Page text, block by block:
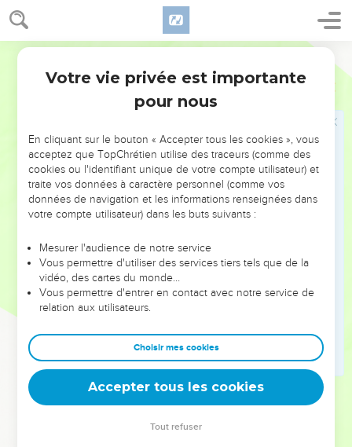
Ezéchiel 18
Vous dites : La voie du Seigneur n'est pas droite. Écoutez
donc, maison d'Israël ! Est-ce ma voie qui n'est pas droite ?
Ne sont-ce pas plutôt vos voies qui ne sont pas droites ?
Si le juste se détourne de sa justice et commet l'iniquité,
et meurt pour cela, il meurt à cause de l'iniquité qu'il a
Si le méchant revient de sa méchanceté et pratique la
droiture et la justice, il fera vivre son âme.
S'il ouvre les yeux et se détourne de toutes les
transgressions qu'il a commises, il vivra, il ne mourra pas.
La maison d'Israël dit : La voie du Seigneur n'est pas
Ne sont-ce pas plutôt vos voies qui ne sont pas droites ?
C'est pourquoi je vous jugerai chacun selon ses voies,
maison d'Israël, dit le Seigneur, l'Éternel. Revenez et
détournez-vous de toutes vos transgressions, afin que
l'iniquité ne cause pas votre ruine.
Rejetez loin de vous toutes les transgressions par
lesquelles vous avez péché ; faites-vous un coeur nouveau
et un esprit nouveau. Pourquoi mourriez-vous, maison
Votre vie privée est importante
pour nous
En cliquant sur le bouton « Accepter tous les cookies », vous
acceptez que TopChrétien utilise des traceurs (comme des
cookies ou l'identifiant unique de votre compte utilisateur) et
traite vos données à caractère personnel (comme vos
données de navigation et les informations renseignées dans
votre compte utilisateur) dans les buts suivants :
Mesurer l'audience de notre service
Vous permettre d'utiliser des services tiers tels que de la
vidéo, des cartes du monde…
Vous permettre d'entrer en contact avec notre service de
relation aux utilisateurs.
Choisir mes cookies
Accepter tous les cookies
Tout refuser